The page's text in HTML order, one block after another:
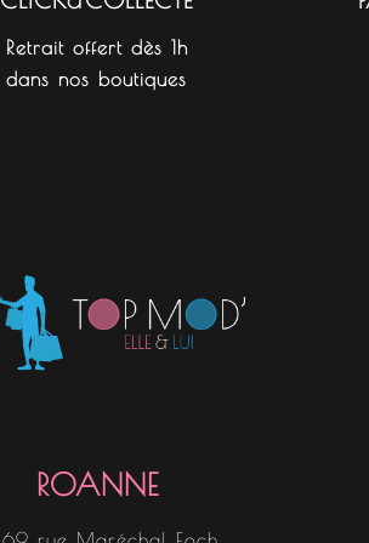
Retrait offert dès 1h
dans nos boutiques
ROANNE